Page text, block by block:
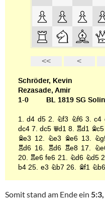
Somit stand am Ende ein 5:3,